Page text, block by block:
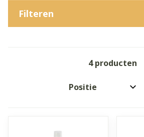
Filteren
4producten
Sorteer op: